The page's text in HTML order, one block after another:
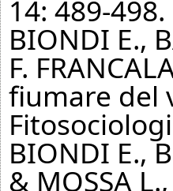
14: 489-498.
BIONDI E.,
F.
fiumare del
BIONDI E.,
& MOSSA